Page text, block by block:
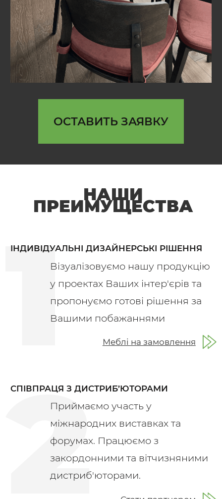
ОСТАВИТЬ ЗАЯВКУ
НАШИ
ПРЕИМУЩЕСТВА
ІНДИВІДУАЛЬНІ ДИЗАЙНЕРСЬКІ РІШЕННЯ
Візуалізовуємо нашу продукцію
у проектах Ваших інтер'єрів та
пропонуємо готові рішення за
Вашими побажаннями
Меблі на замовлення
СПІВПРАЦЯ З ДИСТРИБ’ЮТОРАМИ
Приймаємо участь у
міжнародних виставках та
форумах. Працюємо з
закордонними та вітчизняними
дистриб'юторами.